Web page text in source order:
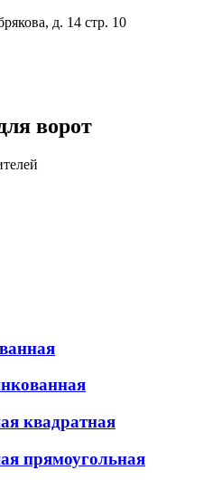
д. 14 стр. 10
ворот
квадратная
прямоугольная